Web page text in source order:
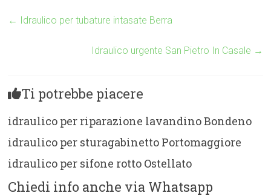
← Idraulico per tubature intasate Berra
Idraulico urgente San Pietro In Casale →
Ti potrebbe piacere
idraulico per riparazione lavandino Bondeno
idraulico per sturagabinetto Portomaggiore
idraulico per sifone rotto Ostellato
Chiedi info anche via Whatsapp